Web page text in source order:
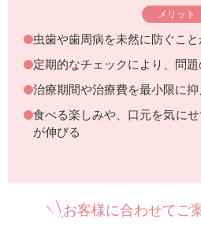
メリット
虫歯や歯周病を未然に防ぐこと
定期的なチェックにより、問
治療期間や治療費を最小限に
食べる楽しみや、口元を気に
が伸びる
お客様に合わせてご